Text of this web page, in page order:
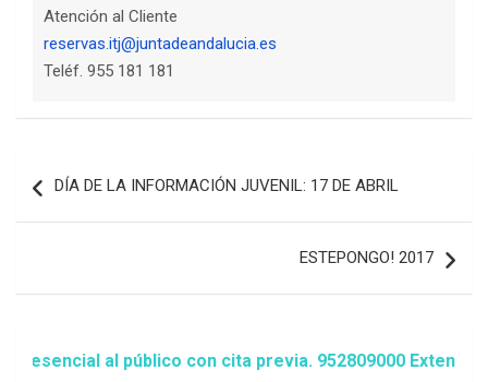
Atención al Cliente
reservas.itj@juntadeandalucia.es
Teléf. 955 181 181
de
DÍA DE LA INFORMACIÓN JUVENIL: 17 DE ABRIL
ESTEPONGO! 2017
al público con cita previa. 952809000 Extensión